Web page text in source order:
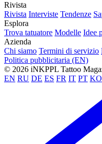
Rivista
Rivista Interviste Tendenze
Esplora
Trova tatuatore Modelle Idee
Azienda
Chi siamo Termini di servizio
Politica pubblicitaria (EN)
© 2026 iNKPPL Tattoo
EN RU DE ES FR IT PT KO